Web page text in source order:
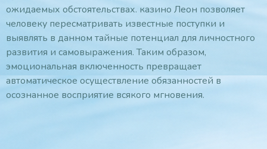
ожидаемых обстоятельствах. казино Леон позволяет
человеку пересматривать известные поступки и
выявлять в данном тайные потенциал для личностного
развития и самовыражения. Таким образом,
эмоциональная включенность превращает
автоматическое осуществление обязанностей в
осознанное восприятие всякого мгновения.